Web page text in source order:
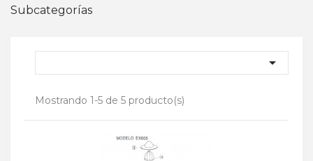
Subcategorías

Mostrando 1-5 de 5 producto(s)